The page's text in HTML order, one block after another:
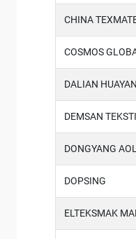
CHINA
COSMOS
DALIAN
DEMSAN
DONGYANG
DOPSING
ELTEKSMAK